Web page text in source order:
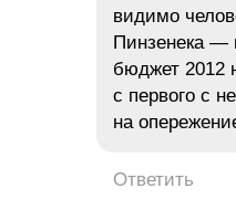
видимо
Пинзенека —
бюджет 2012
с первого с
на
Ответить